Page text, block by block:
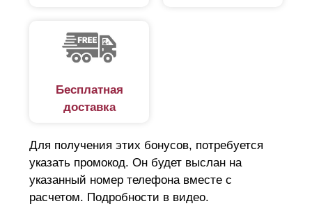
Бесплатная
доставка
Для получения этих бонусов, потребуется
указать промокод. Он будет выслан на
указанный номер телефона вместе с
расчетом. Подробности в видео.